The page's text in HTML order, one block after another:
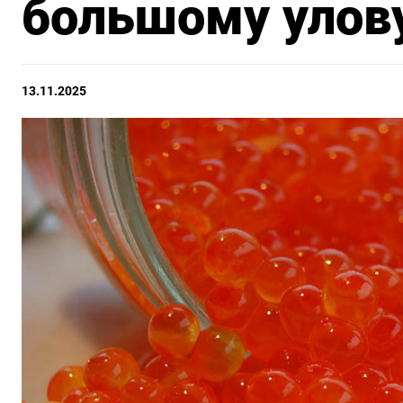
большому
13.11.2025